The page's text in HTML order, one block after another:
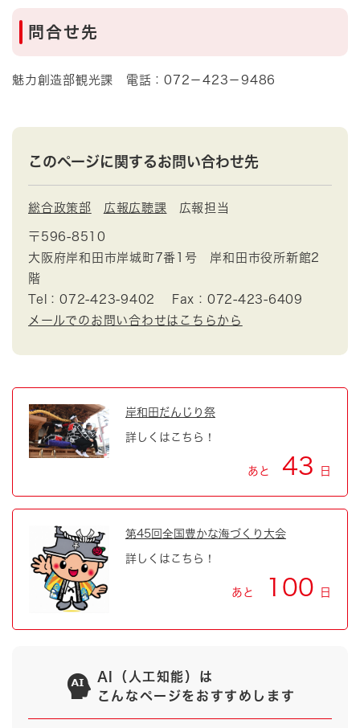
問合せ先
魅力創造部観光課 電話：072－423－9486
このページに関するお問い合わせ先
総合政策部 広報広聴課 広報担当
〒596-8510
大阪府岸和田市岸城町7番1号 岸和田市役所新館2
階
Tel：072-423-9402
Fax：072-423-6409
メールでのお問い合わせはこちらから
岸和田だんじり祭
詳しくはこちら！
あと 43 日
第45回全国豊かな海づくり大会
詳しくはこちら！
あと 100 日
AI（人工知能）は
こんなページをおすすめします